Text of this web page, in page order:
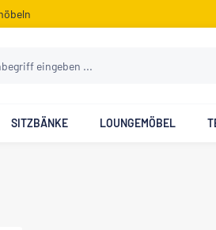
SITZBÄNKE LOUNGEMÖBEL